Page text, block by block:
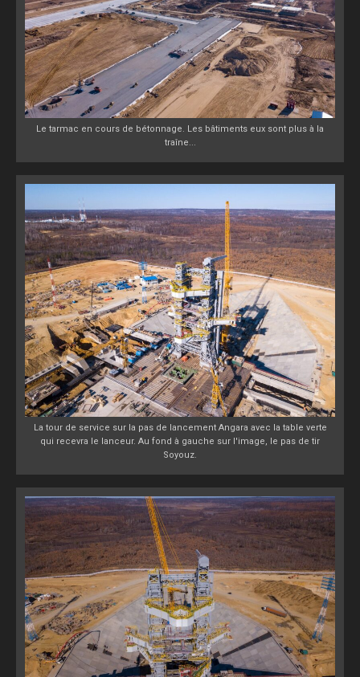
Le tarmac en cours de bétonnage. Les bâtiments eux sont plus à la
traîne...
La tour de service sur la pas de lancement Angara avec la table verte
qui recevra le lanceur. Au fond à gauche sur l'image, le pas de tir
Soyouz.